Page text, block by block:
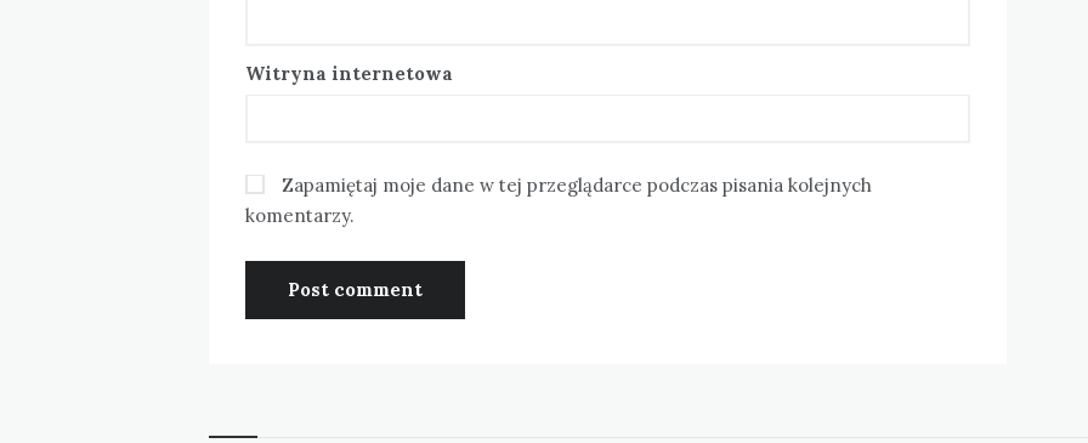
Witryna internetowa
Zapamiętaj moje dane w tej przeglądarce podczas pisania kolejnych
komentarzy.